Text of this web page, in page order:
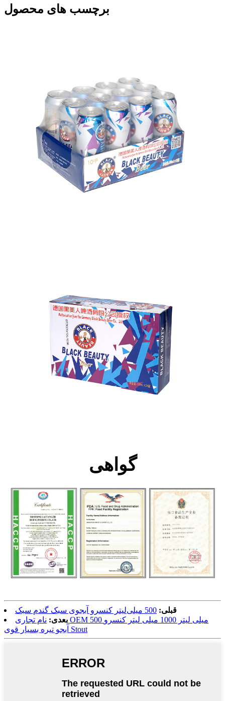
برچسب های محصول
گواهی
قبلی: 500 میلی‌لیتر کنسرو آبجوی سبک گندم سبک
بعدی: نام تجاری OEM 500 میلی لیتر 1000 میلی لیتر کنسرو
آبجو تیره بسیار قوی Stout